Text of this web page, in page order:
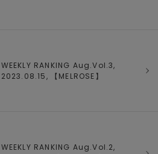
WEEKLY RANKING Aug.Vol.3,
2023.08.15, 【 MELROSE 】
WEEKLY RANKING Aug.Vol.2,